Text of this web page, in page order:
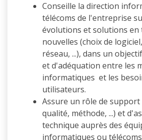
Conseille la direction
télécoms de l'entreprise
évolutions et solutions en
nouvelles (choix de
réseau, ...), dans un
et d'adéquation entre les
informatiques et les
utilisateurs.
Assure un rôle de support
qualité, méthode, ...) et
technique auprès des
informatiques ou